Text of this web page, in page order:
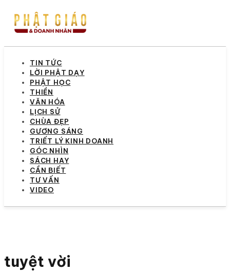
TIN TỨC
LỜI PHẬT DẠY
PHẬT HỌC
THIỀN
VĂN HÓA
LỊCH SỬ
CHÙA ĐẸP
GƯƠNG SÁNG
TRIẾT LÝ KINH DOANH
GÓC NHÌN
SÁCH HAY
CẦN BIẾT
TƯ VẤN
VIDEO
tuyệt vời